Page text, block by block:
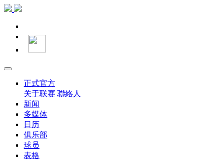
正式官方
关于联赛 聯絡人
新闻
多媒体
日历
俱乐部
球员
表格